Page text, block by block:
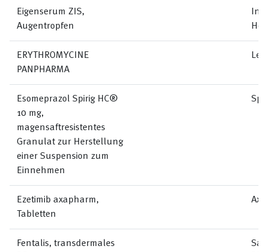
Eigenserum ZIS,
Augentropfen
ERYTHROMYCINE
PANPHARMA
Esomeprazol Spirig HC®
10 mg,
magensaftresistentes
Granulat zur Herstellung
einer Suspension zum
Einnehmen
Ezetimib axapharm,
Tabletten
Fentalis, transdermales